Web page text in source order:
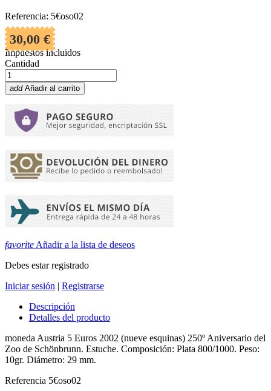
Referencia: 5€oso02
30,00 €
Impuestos incluidos
Cantidad
add Añadir al carrito
favorite Añadir a la lista de deseos
Debes estar registrado
Iniciar sesión | Registrarse
Descripción
Detalles del producto
moneda Austria 5 Euros 2002 (nueve esquinas) 250º Aniversario del
Zoo de Schönbrunn. Estuche. Composición: Plata 800/1000. Peso:
10gr. Diámetro: 29 mm.
Referencia 5€oso02